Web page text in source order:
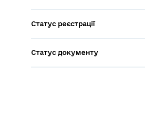
Статус реєстрації
Статус документу